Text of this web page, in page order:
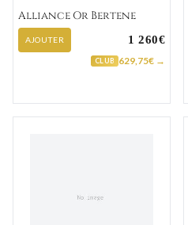
Alliance Or Bertene
AJOUTER 1 260€
CLUB 629,75€ →